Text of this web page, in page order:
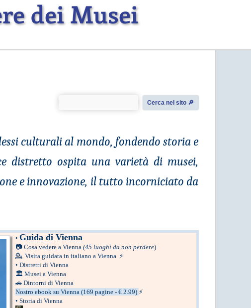
dei Musei
Cerca nel sito 🔎︎
culturali al mondo, fondendo storia e
distretto ospita una varietà di musei,
e innovazione, il tutto incorniciato da
• Guida di Vienna
📷 Cosa vedere a Vienna (45 luoghi da non perdere)
💁 Visita guidata in italiano a Vienna ⚡
• Distretti di Vienna
🏛 Musei a Vienna
🚗 Dintorni di Vienna
Nostro ebook su Vienna (169 pagine - € 2.99) ⚡
• Storia di Vienna